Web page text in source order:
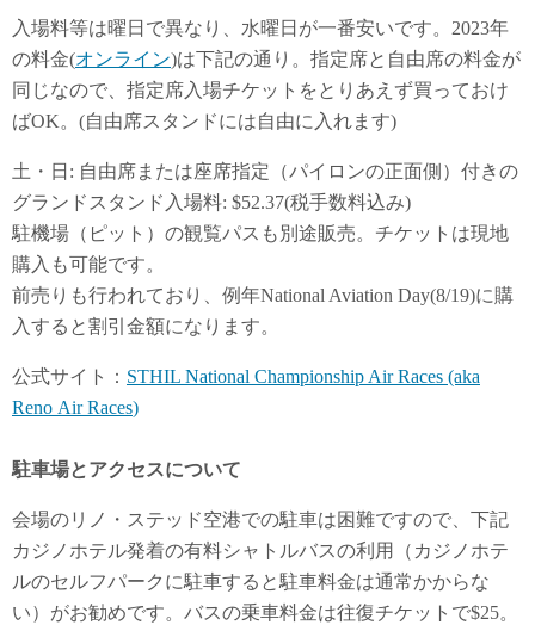
入場料等は曜日で異なり、水曜日が一番安いです。2023年
の料金(オンライン)は下記の通り。指定席と自由席の料金が
同じなので、指定席入場チケットをとりあえず買っておけ
ばOK。(自由席スタンドには自由に入れます)
土・日: 自由席または座席指定（パイロンの正面側）付きの
グランドスタンド入場料: $52.37(税手数料込み)
駐機場（ピット）の観覧パスも別途販売。チケットは現地
購入も可能です。
前売りも行われており、例年National Aviation Day(8/19)に購
入すると割引金額になります。
公式サイト： STHIL National Championship Air Races (aka
Reno Air Races)
駐車場とアクセスについて
会場のリノ・ステッド空港での駐車は困難ですので、下記
カジノホテル発着の有料シャトルバスの利用（カジノホテ
ルのセルフパークに駐車すると駐車料金は通常かからな
い）がお勧めです。バスの乗車料金は往復チケットで$25。